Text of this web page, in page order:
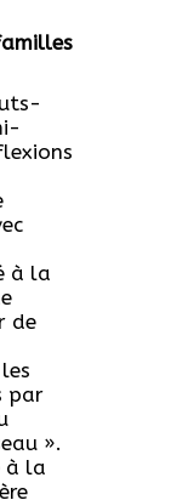
à la
de
par
».
à la